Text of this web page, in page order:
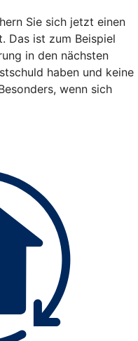
Sie sich jetzt einen
Das ist zum Beispiel
in den nächsten
haben und keine
wenn sich